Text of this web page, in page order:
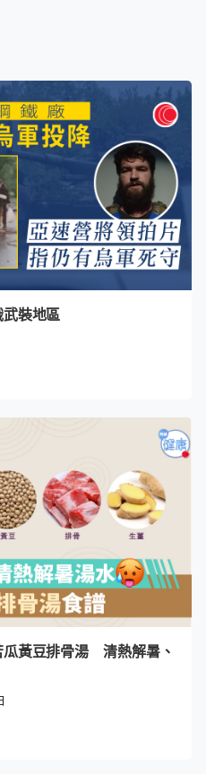
裝地區
黃豆排骨湯 清熱解暑、